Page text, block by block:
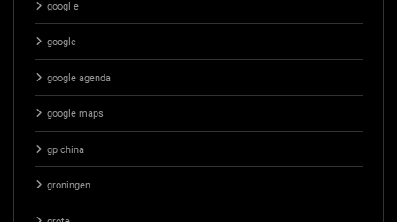
googl e
google
google agenda
google maps
gp china
groningen